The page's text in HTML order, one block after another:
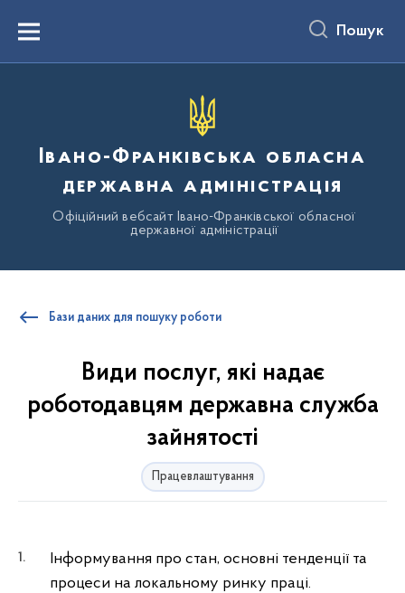
вмістуMenu Пошук
Івано-Франківська обласна
державна адміністрація
Офіційний вебсайт Івано-Франківської обласної
державної адміністрації
Бази даних для пошуку роботи
Види послуг, які надає
роботодавцям державна служба
зайнятості
Працевлаштування
Інформування про стан, основні тенденції та
процеси на локальному ринку праці.